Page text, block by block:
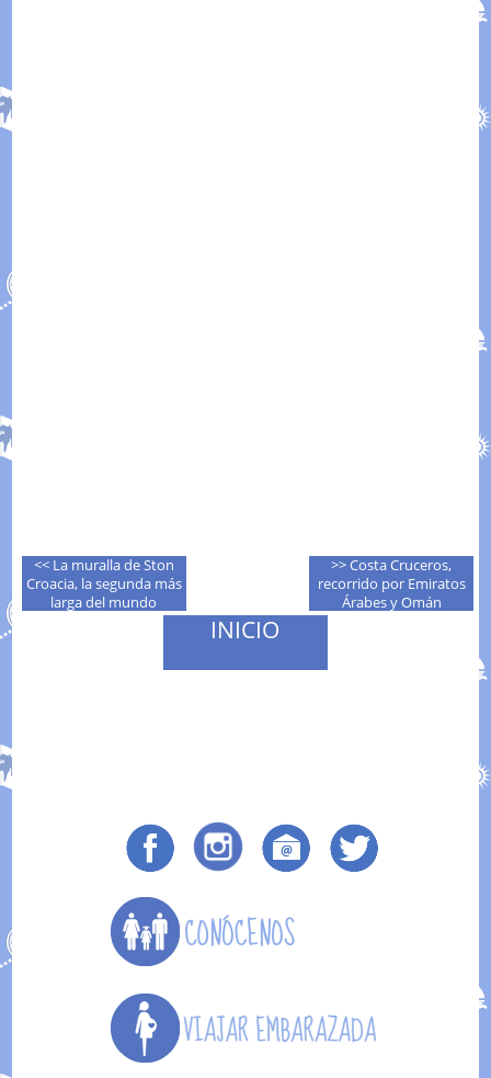
<< La muralla de Ston
Croacia, la segunda más
larga del mundo
>> Costa Cruceros,
recorrido por Emiratos
Árabes y Omán
INICIO